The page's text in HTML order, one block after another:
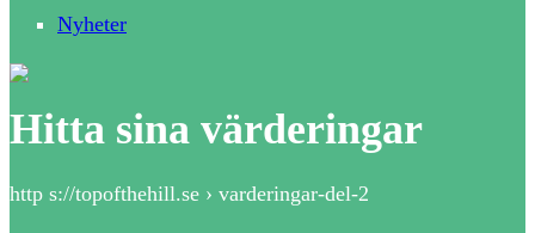
Nyheter
Hitta sina värderingar
http s://topofthehill.se › varderingar-del-2